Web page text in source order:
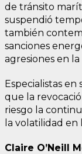
de tránsito
suspendió
también
sanciones
agresiones en la
Especialistas
que la
riesgo la
la volatilidad en
Claire O’Neill